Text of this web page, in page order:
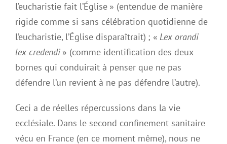
l’eucharistie fait l’Église » (entendue de manière
rigide comme si sans célébration quotidienne de
l’eucharistie, l’Église disparaîtrait) ; « Lex orandi
lex credendi» (comme identification des deux
bornes qui conduirait à penser que ne pas
défendre l’un revient à ne pas défendre l’autre).
Ceci a de réelles répercussions dans la vie
ecclésiale. Dans le second confinement sanitaire
vécu en France (en ce moment même), nous ne